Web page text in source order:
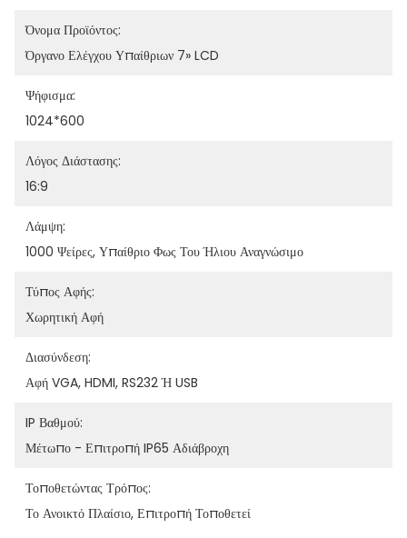
Όνομα Προϊόντος:
Όργανο Ελέγχου Υπαίθριων 7» LCD
Ψήφισμα:
1024*600
Λόγος Διάστασης:
16:9
Λάμψη:
1000 Ψείρες, Υπαίθριο Φως Του Ήλιου Αναγνώσιμο
Τύπος Αφής:
Χωρητική Αφή
Διασύνδεση:
Αφή VGA, HDMI, RS232 Ή USB
IP Βαθμού:
Μέτωπο - Επιτροπή IP65 Αδιάβροχη
Τοποθετώντας Τρόπος:
Το Ανοικτό Πλαίσιο, Επιτροπή Τοποθετεί